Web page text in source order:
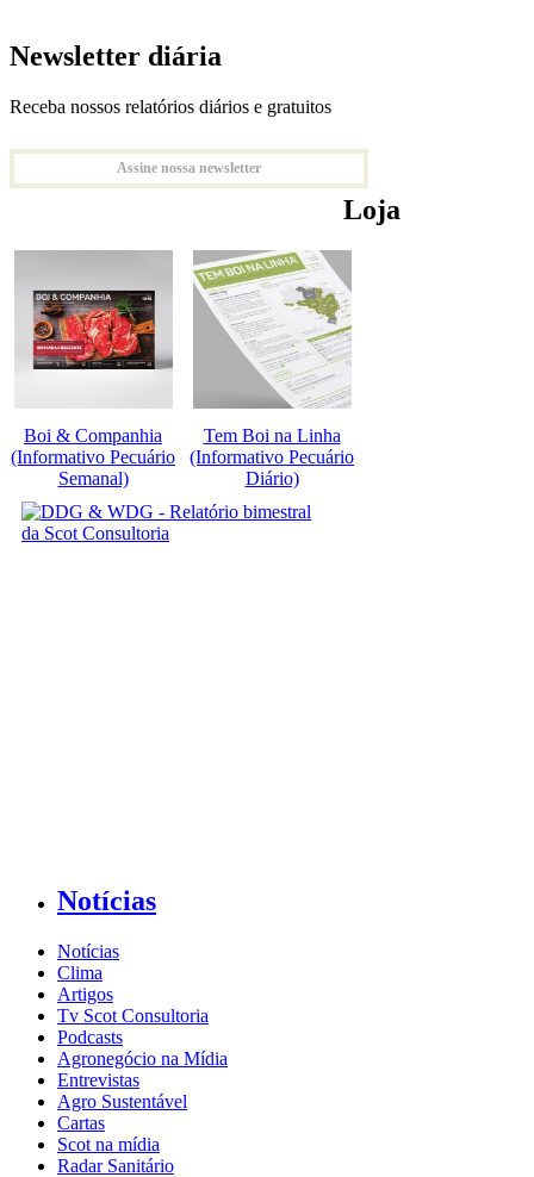
Newsletter diária
Receba nossos relatórios diários e gratuitos
Assine nossa newsletter
Loja
Boi & Companhia
(Informativo Pecuário
Semanal)
Tem Boi na Linha
(Informativo Pecuário
Diário)
Notícias
Notícias
Clima
Artigos
Tv Scot Consultoria
Podcasts
Agronegócio na Mídia
Entrevistas
Agro Sustentável
Cartas
Scot na mídia
Radar Sanitário